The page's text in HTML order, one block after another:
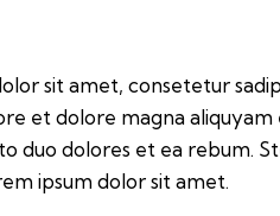
sit amet, consetetur
et dolore magna
duo dolores et ea rebum.
ipsum dolor sit amet.